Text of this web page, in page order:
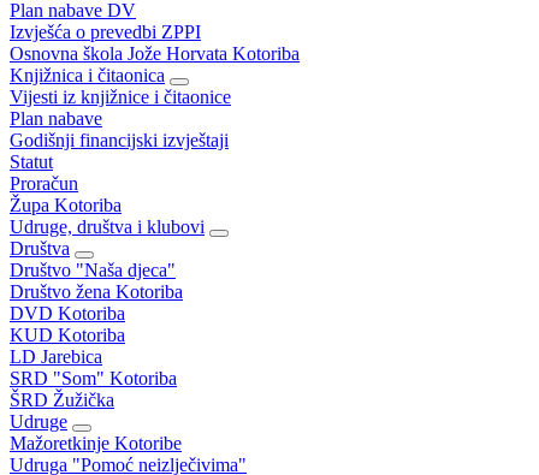
Plan nabave DV
Izvješća o prevedbi ZPPI
Osnovna škola Jože Horvata Kotoriba
Knjižnica i čitaonica
Vijesti iz knjižnice i čitaonice
Plan nabave
Godišnji financijski izvještaji
Statut
Proračun
Župa Kotoriba
Udruge, društva i klubovi
Društva
Društvo "Naša djeca"
Društvo žena Kotoriba
DVD Kotoriba
KUD Kotoriba
LD Jarebica
SRD "Som" Kotoriba
ŠRD Žužička
Udruge
Mažoretkinje Kotoribe
Udruga "Pomoć neizlječivima"